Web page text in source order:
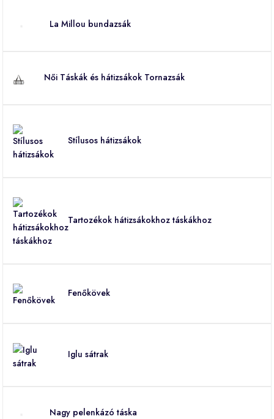
La Millou bundazsák
Női Táskák és hátizsákok Tornazsák
Stílusos hátizsákok
Tartozékok hátizsákokhoz táskákhoz
Fenőkövek
Iglu sátrak
Nagy pelenkázó táska